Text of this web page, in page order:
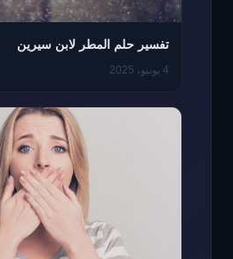
تفسير حلم المطر لابن سيرين
4 يونيو، 2025